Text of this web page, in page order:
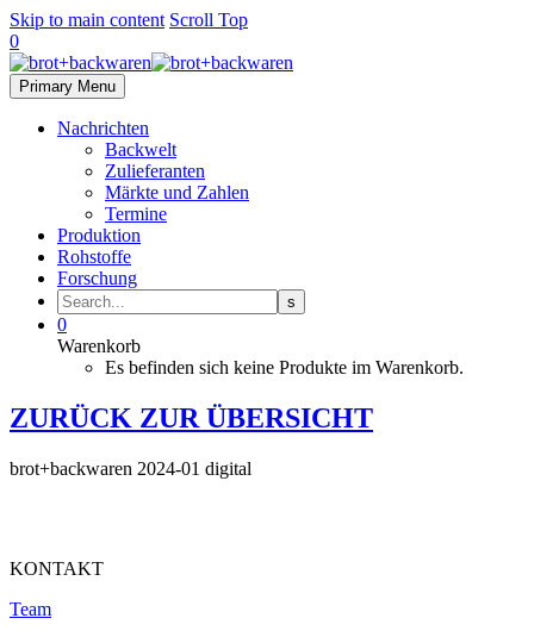
Skip to main content Scroll Top
0
Primary Menu
Nachrichten
Backwelt
Zulieferanten
Märkte und Zahlen
Termine
Produktion
Rohstoffe
Forschung
0
Warenkorb
Es befinden sich keine Produkte im Warenkorb.
ZURÜCK ZUR ÜBERSICHT
brot+backwaren 2024-01 digital
KONTAKT
Team